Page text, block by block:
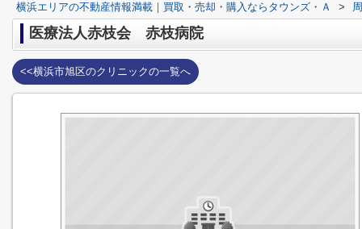
横浜エリアの不動産情報満載｜買取・売却・購入ならタウンズ・Ａ >
医療法人赤枝会 赤枝病院
<<横浜市旭区のクリニックの一覧へ